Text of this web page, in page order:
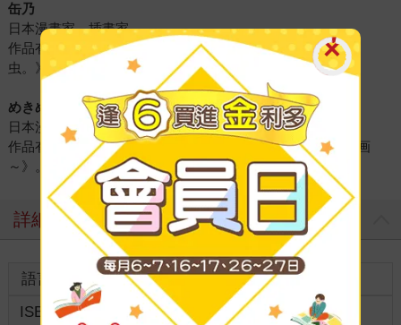
缶乃
日本漫畫家，插畫家。
作品有：《あの娘にキスと白百合を》、《サイダーと泣き
虫。》。
めきめき
日本漫畫家，插畫家。
作品有：《オンリー☆ユー ～あなたと私の二人ぼっち計画
～》。
詳細資料
語言 中文繁體
裝訂
ISBN
9789864739561 分級 普通級